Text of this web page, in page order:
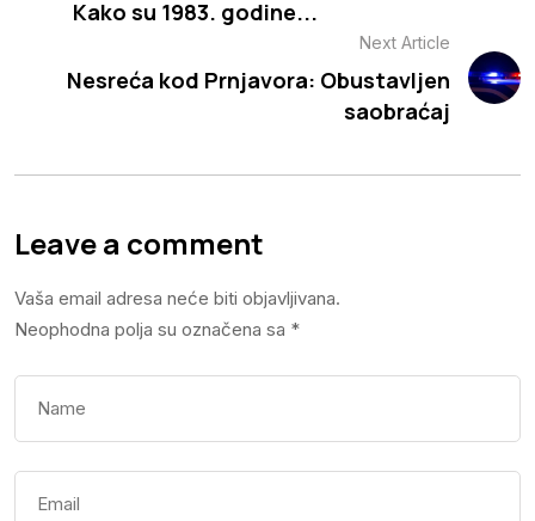
Kako su 1983. godine...
Next Article
Nesreća kod Prnjavora: Obustavljen
saobraćaj
Leave a comment
Vaša email adresa neće biti objavljivana.
Neophodna polja su označena sa *